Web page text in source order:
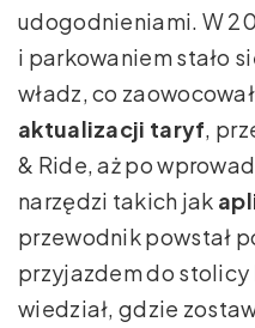
udogodnieniami. W
i parkowaniem stało
władz, co
aktualizacji taryf,
& Ride, aż po
narzędzi takich jak
przewodnik powstał
przyjazdem do stolicy
wiedział, gdzie